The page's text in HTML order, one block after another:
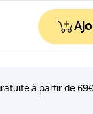
à partir de 69€